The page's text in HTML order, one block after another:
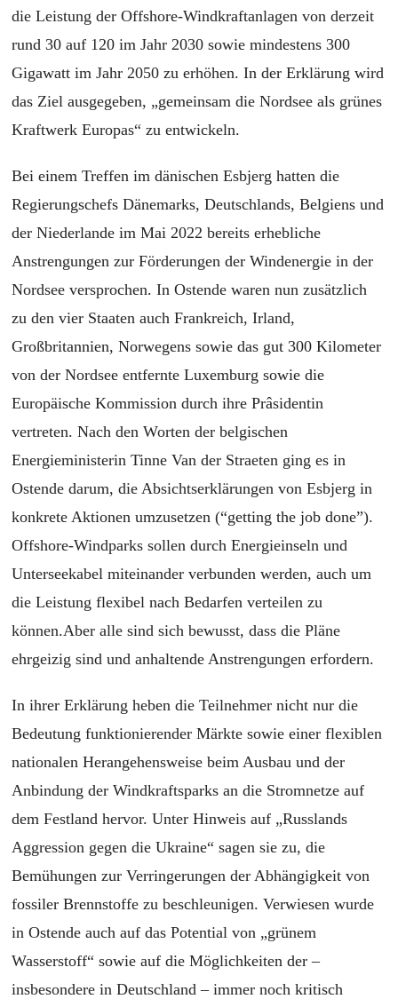
die Leistung der Offshore-Windkraftanlagen von derzeit
rund 30 auf 120 im Jahr 2030 sowie mindestens 300
Gigawatt im Jahr 2050 zu erhöhen. In der Erklärung wird
das Ziel ausgegeben, „gemeinsam die Nordsee als grünes
Kraftwerk Europas“ zu entwickeln.
Bei einem Treffen im dänischen Esbjerg hatten die
Regierungschefs Dänemarks, Deutschlands, Belgiens und
der Niederlande im Mai 2022 bereits erhebliche
Anstrengungen zur Förderungen der Windenergie in der
Nordsee versprochen. In Ostende waren nun zusätzlich
zu den vier Staaten auch Frankreich, Irland,
Großbritannien, Norwegens sowie das gut 300 Kilometer
von der Nordsee entfernte Luxemburg sowie die
Europäische Kommission durch ihre Prâsidentin
vertreten. Nach den Worten der belgischen
Energieministerin Tinne Van der Straeten ging es in
Ostende darum, die Absichtserklärungen von Esbjerg in
konkrete Aktionen umzusetzen (“getting the job done”).
Offshore-Windparks sollen durch Energieinseln und
Unterseekabel miteinander verbunden werden, auch um
die Leistung flexibel nach Bedarfen verteilen zu
können.Aber alle sind sich bewusst, dass die Pläne
ehrgeizig sind und anhaltende Anstrengungen erfordern.
In ihrer Erklärung heben die Teilnehmer nicht nur die
Bedeutung funktionierender Märkte sowie einer flexiblen
nationalen Herangehensweise beim Ausbau und der
Anbindung der Windkraftsparks an die Stromnetze auf
dem Festland hervor. Unter Hinweis auf „Russlands
Aggression gegen die Ukraine“ sagen sie zu, die
Bemühungen zur Verringerungen der Abhängigkeit von
fossiler Brennstoffe zu beschleunigen. Verwiesen wurde
in Ostende auch auf das Potential von „grünem
Wasserstoff“ sowie auf die Möglichkeiten der –
insbesondere in Deutschland – immer noch kritisch